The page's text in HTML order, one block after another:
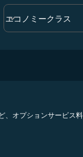
クラス option エコノ
エコノミークラス
keyboard_arrow_down
オプションサービス